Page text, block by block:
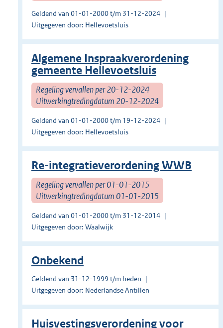
Geldend van 01-01-2000 t/m 31-12-2024
Uitgegeven door: Hellevoetsluis
Algemene Inspraakverordening
gemeente Hellevoetsluis
Regeling vervallen per 20-12-2024
Uitwerkingtredingdatum 20-12-2024
Geldend van 01-01-2000 t/m 19-12-2024
Uitgegeven door: Hellevoetsluis
Re-integratieverordening WWB
Regeling vervallen per 01-01-2015
Uitwerkingtredingdatum 01-01-2015
Geldend van 01-01-2000 t/m 31-12-2014
Uitgegeven door: Waalwijk
Onbekend
Geldend van 31-12-1999 t/m heden
Uitgegeven door: Nederlandse Antillen
Huisvestingsverordening voor